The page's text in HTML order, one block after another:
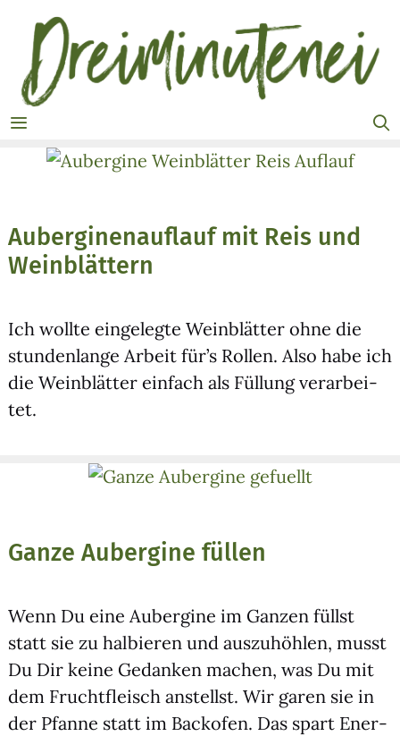
Inhalt
springen
Auberginenauflauf mit Reis und
Weinblättern
Ich woll­te ein­ge­leg­te Wein­blät­ter ohne die
stun­den­lan­ge Arbeit für’s Rol­len. Also habe ich
die Wein­blät­ter ein­fach als Fül­lung ver­ar­bei­
tet.
Ganze Aubergine füllen
Wenn Du eine Auber­gi­ne im Gan­zen füllst
statt sie zu hal­bie­ren und aus­zu­höh­len, musst
Du Dir kei­ne Gedan­ken machen, was Du mit
dem Frucht­fleisch anstellst. Wir garen sie in
der Pfan­ne statt im Back­ofen. Das spart Ener­